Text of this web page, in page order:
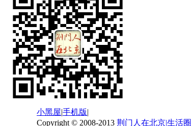
小黑屋|手机版|
Copyright © 2008-2013 荆门人在北京|生活圈